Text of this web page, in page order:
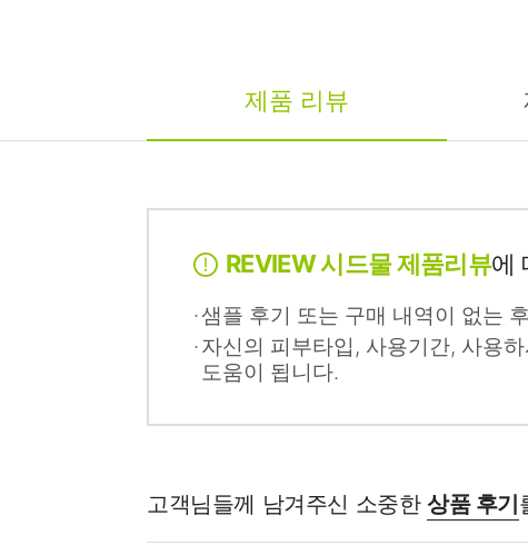
제품 리뷰
REVIEW 시드물 제품리뷰에
샘플 후기 또는 구매 내역이 없는
자신의 피부타입, 사용기간, 사용
도움이 됩니다.
고객님들께 남겨주신 소중한상품 후기